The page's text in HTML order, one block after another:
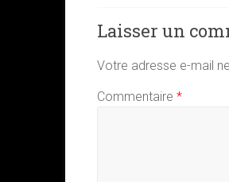
Laisser un
Votre adresse e-mail
Commentaire *